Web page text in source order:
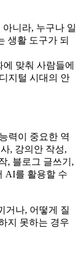
니라, 누구나 일
생활 도구가 되
맞춰 사람들에
지털 시대의 안
력이 중요한 역
, 강의안 작성,
, 블로그 글쓰기,
AI를 활용할 수
거나, 어떻게 질
지 못하는 경우